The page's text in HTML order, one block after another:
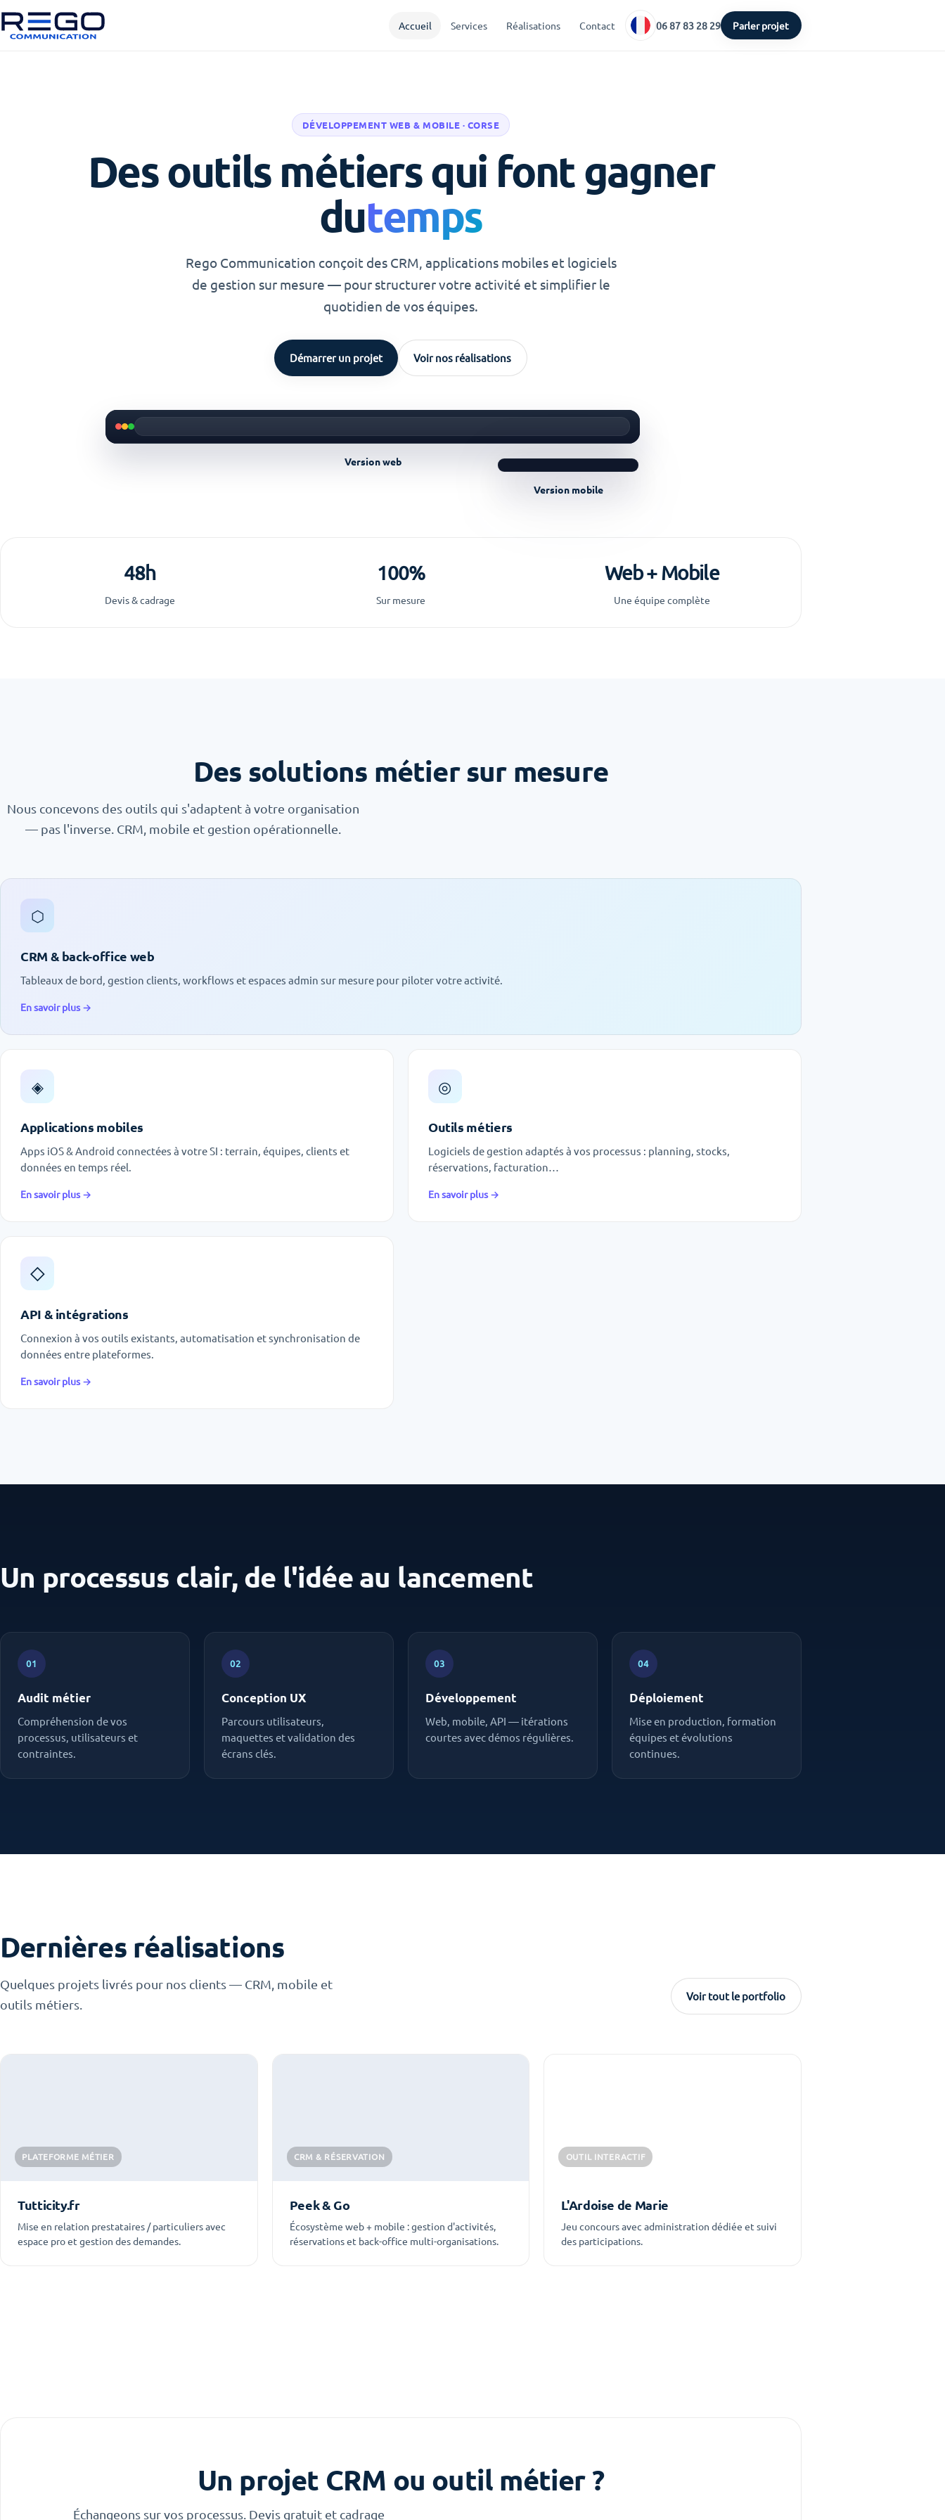
Accueil Services Réalisations Contact 06 87 83 28 29 Parler projet
DÉVELOPPEMENT WEB & MOBILE · CORSE
Des outils métiers qui font gagner
dutemps
Rego Communication conçoit des CRM, applications mobiles et logiciels
de gestion sur mesure — pour structurer votre activité et simplifier le
quotidien de vos équipes.
Démarrer un projet Voir nos réalisations
Version web
Version mobile
48h
Devis & cadrage
100%
Sur mesure
Web + Mobile
Une équipe complète
Des solutions métier sur mesure
Nous concevons des outils qui s'adaptent à votre organisation
— pas l'inverse. CRM, mobile et gestion opérationnelle.
⬡
CRM & back-office web
Tableaux de bord, gestion clients, workflows et espaces admin sur mesure pour piloter votre activité.
En savoir plus →
◈
Applications mobiles
Apps iOS & Android connectées à votre SI : terrain, équipes, clients et
données en temps réel.
En savoir plus →
◎
Outils métiers
Logiciels de gestion adaptés à vos processus : planning, stocks,
réservations, facturation…
En savoir plus →
◇
API & intégrations
Connexion à vos outils existants, automatisation et synchronisation de
données entre plateformes.
En savoir plus →
Un processus clair, de l'idée au lancement
01
Audit métier
Compréhension de vos
processus, utilisateurs et
contraintes.
02
Conception UX
Parcours utilisateurs,
maquettes et validation des
écrans clés.
03
Développement
Web, mobile, API — itérations
courtes avec démos régulières.
04
Déploiement
Mise en production, formation
équipes et évolutions
continues.
Dernières réalisations
Quelques projets livrés pour nos clients — CRM, mobile et
outils métiers.
Voir tout le portfolio
PLATEFORME MÉTIER
Tutticity.fr
Mise en relation prestataires / particuliers avec
espace pro et gestion des demandes.
CRM & RÉSERVATION
Peek & Go
Écosystème web + mobile : gestion d'activités,
réservations et back-office multi-organisations.
OUTIL INTERACTIF
L'Ardoise de Marie
Jeu concours avec administration dédiée et suivi
des participations.
Un projet CRM ou outil métier ?
Échangeons sur vos processus. Devis gratuit et cadrage